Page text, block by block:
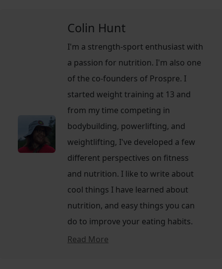
Colin Hunt
I'm a strength-sport enthusiast with
a passion for nutrition. I'm also one
of the co-founders of Prospre. I
started weight training at 13 and
from my time competing in
bodybuilding, powerlifting, and
weightlifting, I've developed a few
different perspectives on fitness
and nutrition. I like to write about
cool things I have learned about
nutrition, and easy things you can
do to improve your eating habits.
Read More